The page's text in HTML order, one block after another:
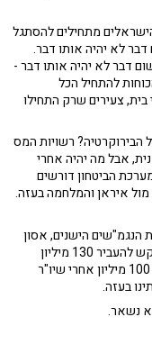
מתחילים להסתגל
לא יהיה אותו דבר.
דבר לא יהיה אותו דבר -
להתחיל הכל
צעירים שרק התחילו
רשויות המס
אבל מה יהיה אחרי
הביטחון דורשים
מול איראן והמלחמה בעזה.
הזכרנו את הנגמ"שים הישנים, אסון
בינתיים אם חששתם לרגע, הכנסת תתבקש להעביר 130 מיליון
שקלים מעודפי תקציב 2024 לחינוך החרדי, ועוד 100 מיליון אחרי שיו"ר
בעזה.
נשאר.